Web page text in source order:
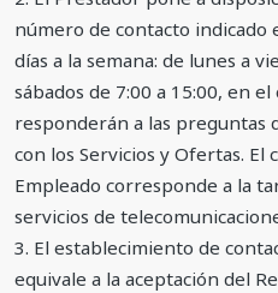
número de contacto indicado
días a la semana: de lunes a
sábados de 7:00 a 15:00, en el
responderán a las preguntas
con los Servicios y Ofertas. El
Empleado corresponde a la
servicios de
3. El establecimiento de
equivale a la aceptación del